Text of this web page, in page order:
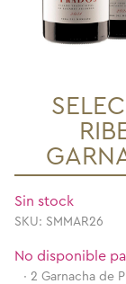
Sin stock
SKU: SMMAR26
No disponible
· 2 Garnacha de